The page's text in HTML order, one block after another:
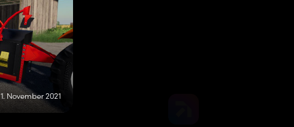
1. November 2021